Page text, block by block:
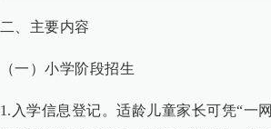
二、主要内容
（一）小学阶段招生
1.入学信息登记。适龄儿童家长可凭“一